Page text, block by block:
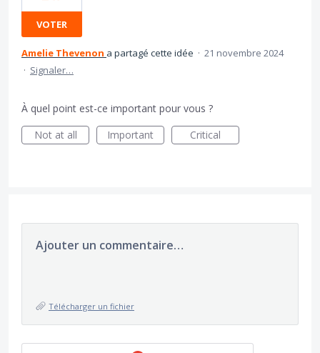
VOTER
Amelie Thevenon a partagé cette idée · 21 novembre 2024
· Signaler…
À quel point est-ce important pour vous ?
Not at all
Important Critical
Ajouter un commentaire…
Télécharger un fichier